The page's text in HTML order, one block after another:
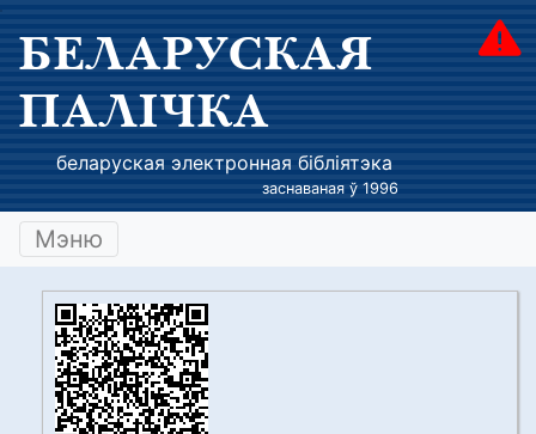
БЕЛАРУСКАЯ
ПАЛІЧКА
беларуская электронная бібліятэка
заснаваная ў 1996
Мэню